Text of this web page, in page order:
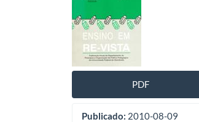
lateral
de
artigos
PDF
Publicado: 2010-08-09